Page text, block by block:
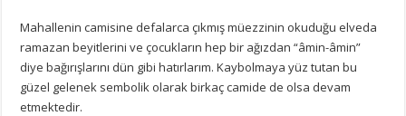
Mahallenin camisine defalarca çıkmış müezzinin okuduğu elveda
ramazan beyitlerini ve çocukların hep bir ağızdan “âmin-âmin”
diye bağırışlarını dün gibi hatırlarım. Kaybolmaya yüz tutan bu
güzel gelenek sembolik olarak birkaç camide de olsa devam
etmektedir.